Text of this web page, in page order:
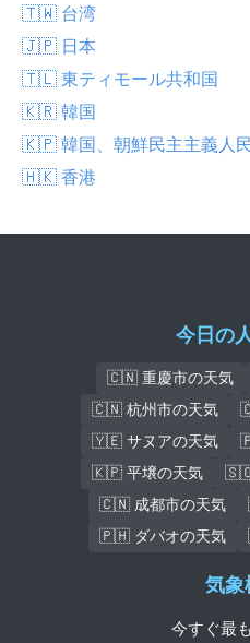
🇹🇼 台湾
🇯🇵 日本
🇹🇱 東ティモール共和国
🇰🇷 韓国
🇰🇵 韓国、朝鮮民主主義人
🇭🇰 香港
今日の
🇨🇳 重慶市の天気
🇨🇳 杭州市の天気
🇾🇪 サヌアの天気
🇰🇵 平壌の天気
🇸🇴
🇨🇳 成都市の天気
🇵🇭 ダバオの天気
気象
今すぐ最